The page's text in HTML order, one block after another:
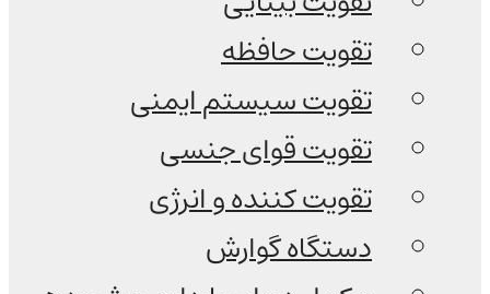
تقویت حافظه
تقویت سیستم ایمنی
تقویت قوای جنسی
تقویت کننده و انرژی
دستگاه گوارش